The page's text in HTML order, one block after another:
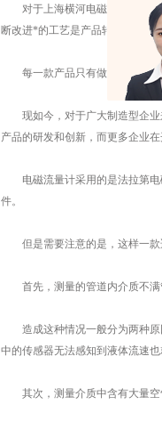
对于上海横河电磁流量计而言
断改进*的工艺是产品转型升级的
每一款产品只有做到工艺不断
现如今，对于广大制造型企业
产品的研发和创新，而更多企业
电磁流量计采用的是法拉第电
件。
但是需要注意的是，这样一款
首先，测量的管道内介质不满
造成这种情况一般分为两种原
中的传感器无法感知到液体流速也
其次，测量介质中含有大量空